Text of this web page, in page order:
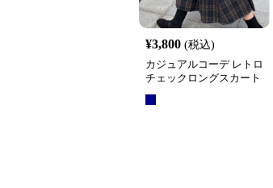
¥3,800 (税込)
カジュアルコーデ レトロ
チェックロングスカート